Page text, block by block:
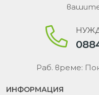
Раб. време:
ИНФОРМАЦИЯ